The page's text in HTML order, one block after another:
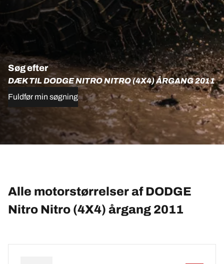
Søg efter
DÆK TIL DODGE NITRO NITRO (4X4) ÅRGANG 2011
Fuldfør min søgning
Alle motorstørrelser af DODGE
Nitro Nitro (4X4) årgang 2011